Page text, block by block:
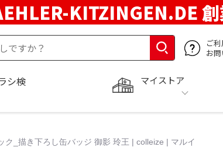
KITZINGEN.DE
ご
お
マイストア
シ検
描き下ろし缶バッジ 御影 玲王 | colleize | マルイ